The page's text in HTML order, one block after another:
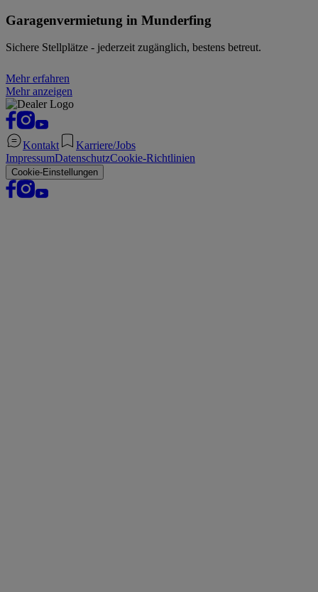
Garagenvermietung in Munderfing
Sichere Stellplätze - jederzeit zugänglich, bestens betreut.
Mehr erfahren
Mehr anzeigen
Kontakt
Karriere/Jobs
ImpressumDatenschutzCookie-Richtlinien
Cookie-Einstellungen